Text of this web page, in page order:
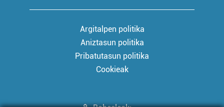
Argitalpen politika
Aniztasun politika
Pribatutasun politika
Cookieak